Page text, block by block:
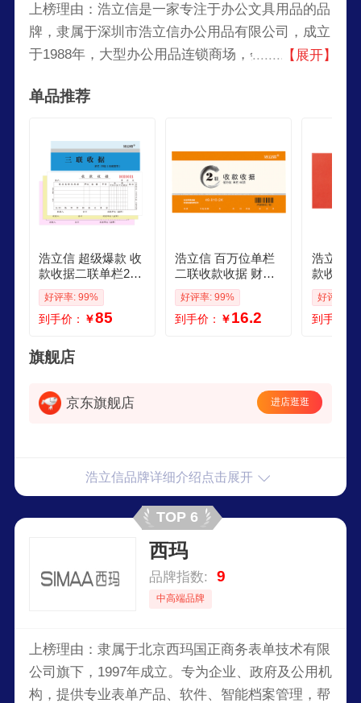
上榜理由：浩立信是一家专注于办公文具用品的品
牌，隶属于深圳市浩立信办公用品有限公司，成立
于1988年，大型办公用品连锁商场，会计用品的专
的代理商，浩立信以其高品质的产品和专业服务，
【展开】
单品推荐
浩立信 超级爆款 收
款收据二联单栏20
组10本装54K17580
5mm手写收据无碳
复写带垫板收据单1
好评率: 99%
到手价： ￥85
浩立信 百万位单栏
二联收款收据 财务
单据 17595mm 10
本包×60页本 带撕
裂线无碳复写 10本
好评率: 99%
到手价： ￥16.2
浩立信
款收据
m5本包
带撕裂
百万位
好评率:
到手价：
旗舰店
京东旗舰店 进店逛逛
浩立信品牌详细介绍点击展开
TOP 6
西玛
品牌指数: 9
中高端品牌
上榜理由：隶属于北京西玛国正商务表单技术有限
公司旗下，1997年成立。专为企业、政府及公用机
构，提供专业表单产品、软件、智能档案管理，帮